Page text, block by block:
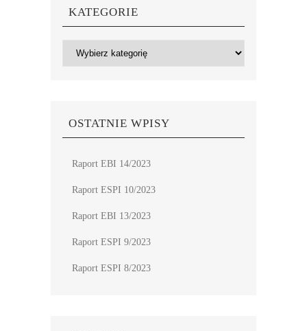
KATEGORIE
Kategorie
OSTATNIE WPISY
Raport EBI 14/2023
Raport ESPI 10/2023
Raport EBI 13/2023
Raport ESPI 9/2023
Raport ESPI 8/2023